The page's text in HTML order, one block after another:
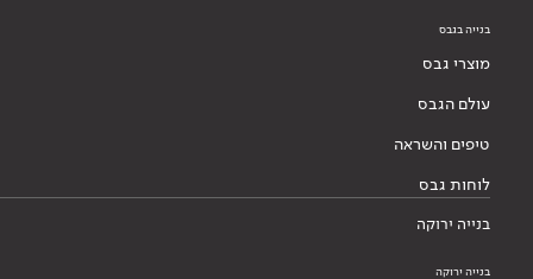
בנייה בגבס
מוצרי גבס
עולם הגבס
טיפים והשראה
לוחות גבס
בנייה ירוקה
בנייה ירוקה